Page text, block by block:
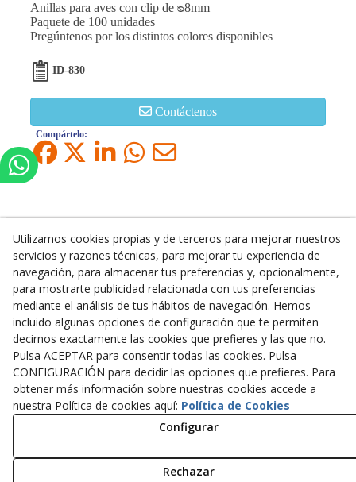
Anillas para aves con clip de ᴓ8mm
Paquete de 100 unidades
Pregúntenos por los distintos colores disponibles
ID-830
Contáctenos
Compártelo:
Inserbo, S.L.
Pol. Industrial Torrefarrera C/. Ponent, 3
25123 Torrefarrera( Lleida)España
+34 973 75 03 13
+34 973 75 17 72
inserbo@inserbo.com
Aviso Legal
Política de Privacidad
Utilizamos cookies propias y de terceros para mejorar nuestros
servicios y razones técnicas, para mejorar tu experiencia de
navegación, para almacenar tus preferencias y, opcionalmente,
para mostrarte publicidad relacionada con tus preferencias
mediante el análisis de tus hábitos de navegación. Hemos
incluido algunas opciones de configuración que te permiten
decirnos exactamente las cookies que prefieres y las que no.
Pulsa ACEPTAR para consentir todas las cookies. Pulsa
CONFIGURACIÓN para decidir las opciones que prefieres. Para
obtener más información sobre nuestras cookies accede a
nuestra Política de cookies aquí: Política de Cookies
Configurar
Rechazar